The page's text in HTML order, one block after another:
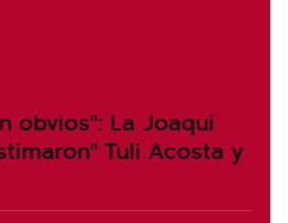
obvios": La Joaqui
Tuli Acosta y